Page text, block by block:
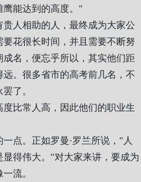
鹰能达到的高度。"
贵人相助的人，最终成为大家公
花很长时间，并且需要不断努
成名，便忘乎所以，其实他们距
。很多省市的高考前几名，不
了。
度比常人高，因此他们的职业生
点。正如罗曼·罗兰所说，"人
显得伟大。"对大家来讲，要成为
流。